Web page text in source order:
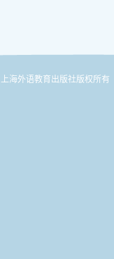
海外语教育出版社版权所有